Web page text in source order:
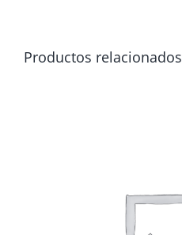
Productos relacionados